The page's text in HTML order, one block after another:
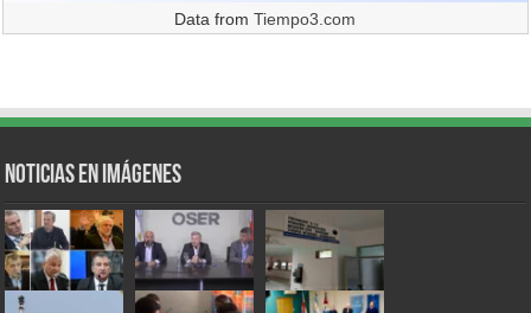
Data fromTiempo3.com
Noticias en Imágenes